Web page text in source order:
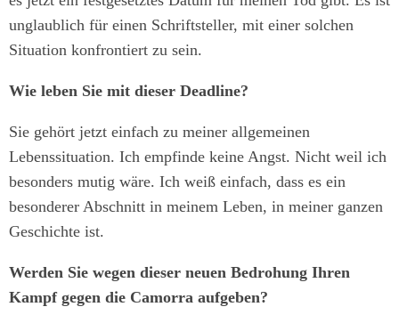
unglaublich für einen Schriftsteller, mit einer solchen
Situation konfrontiert zu sein.
Wie leben Sie mit dieser Deadline?
Sie gehört jetzt einfach zu meiner allgemeinen
Lebenssituation. Ich empfinde keine Angst. Nicht weil ich
besonders mutig wäre. Ich weiß einfach, dass es ein
besonderer Abschnitt in meinem Leben, in meiner ganzen
Geschichte ist.
Werden Sie wegen dieser neuen Bedrohung Ihren
Kampf gegen die Camorra aufgeben?